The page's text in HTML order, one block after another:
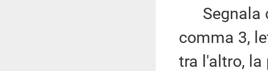
Segnala
comma 3,
tra l'altro, la